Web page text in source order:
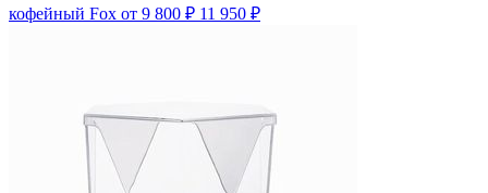
кофейный Fox от 9 800 ₽ 11 950 ₽